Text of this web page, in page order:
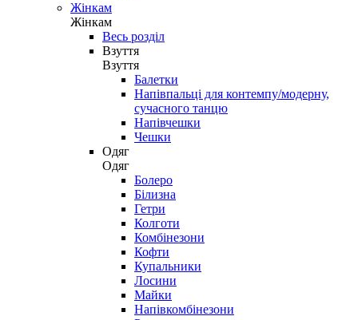
Жінкам
Жінкам
Весь розділ
Взуття
Взуття
Балетки
Напівпальці для контемпу/модерну,
сучасного танцю
Напівчешки
Чешки
Одяг
Одяг
Болеро
Білизна
Гетри
Колготи
Комбінезони
Кофти
Купальники
Лосини
Майки
Напівкомбінезони